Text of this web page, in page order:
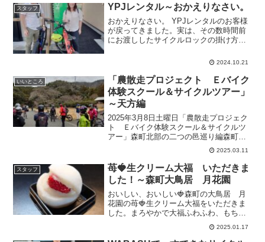
スタッフ YPJレンタル～おかえりなさい。
おかえりなさい。 YPJレンタルのお客様
が戻ってきました。実は、その数時間前
にお渡ししたサイクルロックの掛け方が
れました。鍵がかからないままでは、安
のでと。。なんだか申...
2024.10.21
いいところ
「農散走プロジェクト Ｅバイク
体験スクール＆サイクルツアー」
～天方編
2025年3月8日土曜日「農散走プロジェク
ト Ｅバイク体験スクール＆サイクルツ
アー」森町北部の二つの邑巡り編森町市
街地を後にして、向かうは北部の天方方
面。アクティ森を過ぎて、鍛冶島地区の
栗之島へ。見事な一本桜が有名です。古
くは「吉川紙」とい...
2025.03.11
スタッフ
苺🍓生クリーム大福 いただきま
した！～森町大鳥居 月花園
おいしい、おいしい🍓森町の大鳥居 月
花園の苺🍓生クリーム大福をいただきま
した。まろやかで大福ふわふわ、もちも
ちなんとも美味しかったです。ごちそう
2025.01.17